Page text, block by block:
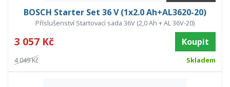
BOSCH Starter Set 36 V (1x2.0 Ah+AL3620-20)
Příslušenství Startovací sada 36V (2,0 Ah + AL 36V-20)
3 057 Kč Koupit
4 049 Kč Skladem